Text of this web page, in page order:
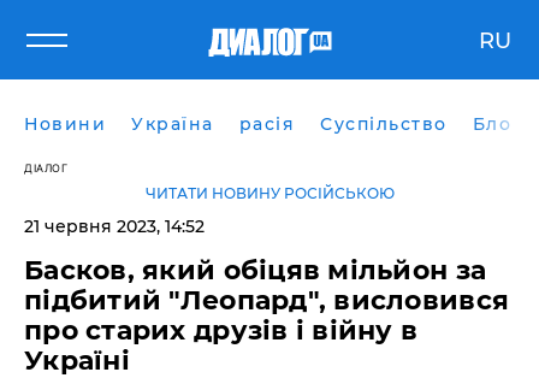
RU
Новини Україна расія Суспільство Блоги
ДІАЛОГ
ЧИТАТИ НОВИНУ РОСІЙСЬКОЮ
21 червня 2023, 14:52
Басков, який обіцяв мільйон за
підбитий "Леопард", висловився
про старих друзів і війну в
Україні